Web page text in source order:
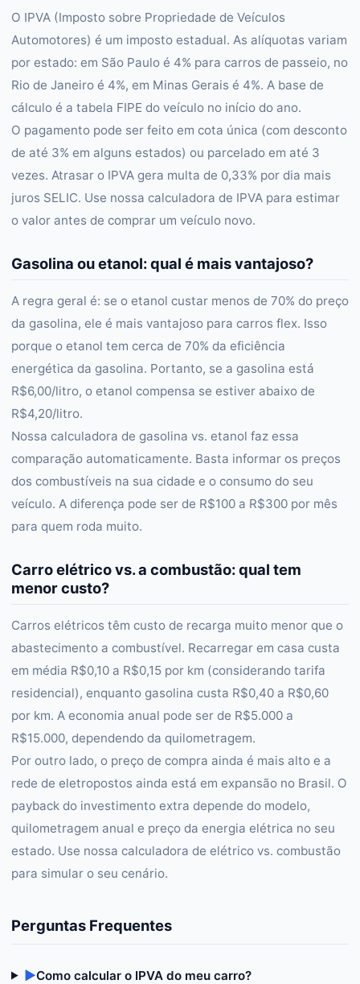
O IPVA (Imposto sobre Propriedade de Veículos
Automotores) é um imposto estadual. As alíquotas variam
por estado: em São Paulo é 4% para carros de passeio, no
Rio de Janeiro é 4%, em Minas Gerais é 4%. A base de
cálculo é a tabela FIPE do veículo no início do ano.
O pagamento pode ser feito em cota única (com desconto
de até 3% em alguns estados) ou parcelado em até 3
vezes. Atrasar o IPVA gera multa de 0,33% por dia mais
juros SELIC. Use nossa calculadora de IPVA para estimar
o valor antes de comprar um veículo novo.
Gasolina ou etanol: qual é mais vantajoso?
A regra geral é: se o etanol custar menos de 70% do preço
da gasolina, ele é mais vantajoso para carros flex. Isso
porque o etanol tem cerca de 70% da eficiência
energética da gasolina. Portanto, se a gasolina está
R$6,00/litro, o etanol compensa se estiver abaixo de
R$4,20/litro.
Nossa calculadora de gasolina vs. etanol faz essa
comparação automaticamente. Basta informar os preços
dos combustíveis na sua cidade e o consumo do seu
veículo. A diferença pode ser de R$100 a R$300 por mês
para quem roda muito.
Carro elétrico vs. a combustão: qual tem
menor custo?
Carros elétricos têm custo de recarga muito menor que o
abastecimento a combustível. Recarregar em casa custa
em média R$0,10 a R$0,15 por km (considerando tarifa
residencial), enquanto gasolina custa R$0,40 a R$0,60
por km. A economia anual pode ser de R$5.000 a
R$15.000, dependendo da quilometragem.
Por outro lado, o preço de compra ainda é mais alto e a
rede de eletropostos ainda está em expansão no Brasil. O
payback do investimento extra depende do modelo,
quilometragem anual e preço da energia elétrica no seu
estado. Use nossa calculadora de elétrico vs. combustão
para simular o seu cenário.
Perguntas Frequentes
▶Como calcular o IPVA do meu carro?